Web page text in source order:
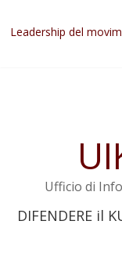
Abdullah Öcalan: Le
legge positiva
Leadership del
Commissione donne
Non tenere conto
Il KNK chiede
Ufficio di
DIFENDERE il